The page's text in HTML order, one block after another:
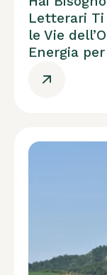
Letterari Ti
le Vie
Energia